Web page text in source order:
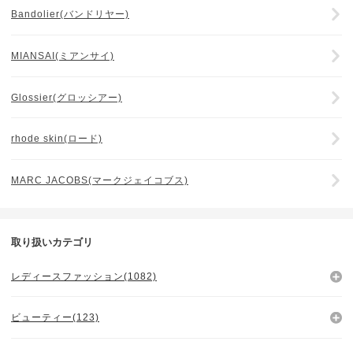
Bandolier(バンドリヤー)
MIANSAI(ミアンサイ)
Glossier(グロッシアー)
rhode skin(ロード)
MARC JACOBS(マークジェイコブス)
取り扱いカテゴリ
レディースファッション(1082)
ビューティー(123)